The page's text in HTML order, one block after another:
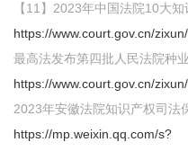
【11】2023年中国法院10大
https://www.court.gov.cn/
最高法发布第四批人民法院种
https://www.court.gov.cn/
2023年安徽法院知识产权司法
https://mp.weixin.qq.com/s?